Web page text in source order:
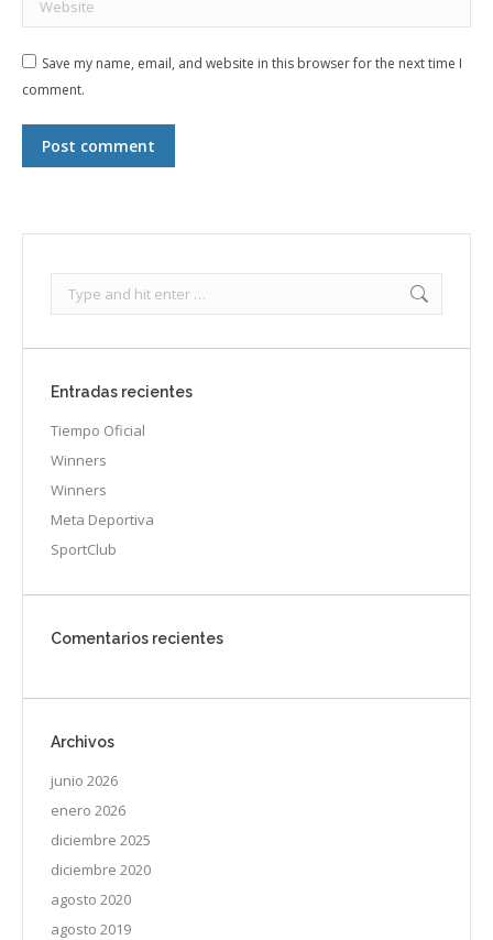
Save my name, email, and website in this browser for the next time I
comment.
Post comment
Entradas recientes
Tiempo Oficial
Winners
Winners
Meta Deportiva
SportClub
Comentarios recientes
Archivos
junio 2026
enero 2026
diciembre 2025
diciembre 2020
agosto 2020
agosto 2019